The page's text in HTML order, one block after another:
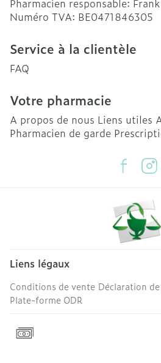
Pharmacien responsable:
Numéro TVA: BE0471846305
Service à la clientèle
FAQ
Votre pharmacie
A propos de nous Liens utiles
Pharmacien de garde
Liens légaux
Conditions de vente Déclaration
Plate-forme ODR